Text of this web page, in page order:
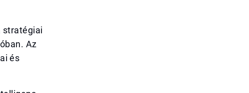
stratégiai
Az
és